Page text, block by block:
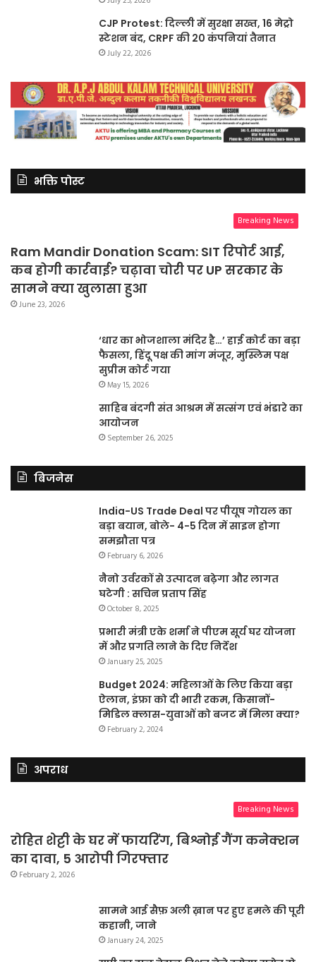
CJP Protest: दिल्ली में सुरक्षा सख्त, 16 मेट्रो
स्टेशन बंद, CRPF की 20 कंपनियां तैनात
July 22, 2026
भक्ति पोस्ट
Breaking News
Ram Mandir Donation Scam: SIT रिपोर्ट आई,
कब होगी कार्रवाई? चढ़ावा चोरी पर UP सरकार के
सामने क्या खुलासा हुआ
June 23, 2026
‘धार का भोजशाला मंदिर है…’ हाई कोर्ट का बड़ा
फैसला, हिंदू पक्ष की मांग मंजूर, मुस्लिम पक्ष
सुप्रीम कोर्ट गया
May 15, 2026
साहिब बंदगी संत आश्रम में सत्संग एवं भंडारे का
आयोजन
September 26, 2025
बिजनेस
India-US Trade Deal पर पीयूष गोयल का
बड़ा बयान, बोले- 4-5 दिन में साइन होगा
समझौता पत्र
February 6, 2026
नैनो उर्वरकों से उत्पादन बढ़ेगा और लागत
घटेगी : सचिन प्रताप सिंह
October 8, 2025
प्रभारी मंत्री एके शर्मा ने पीएम सूर्य घर योजना
में और प्रगति लाने के दिए निर्देश
January 25, 2025
Budget 2024: महिलाओं के लिए किया बड़ा
ऐलान, इंफ्रा को दी भारी रकम, किसानों-
मिडिल क्लास-युवाओं को बजट में मिला क्या?
February 2, 2024
अपराध
Breaking News
रोहित शेट्टी के घर में फायरिंग, बिश्नोई गैंग कनेक्शन
का दावा, 5 आरोपी गिरफ्तार
February 2, 2026
सामने आई सैफ़ अली ख़ान पर हुए हमले की पूरी
कहानी, जाने
January 24, 2025